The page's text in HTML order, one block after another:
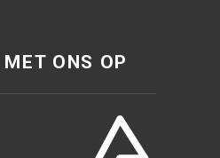
ONS OP